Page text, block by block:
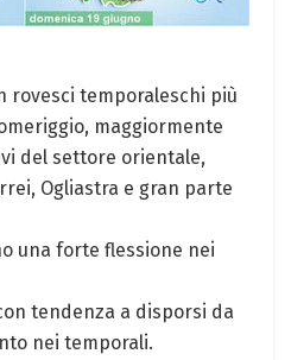
rovesci temporaleschi più
maggiormente
del settore orientale,
Ogliastra e gran parte
una forte flessione nei
tendenza a disporsi da
nei temporali.